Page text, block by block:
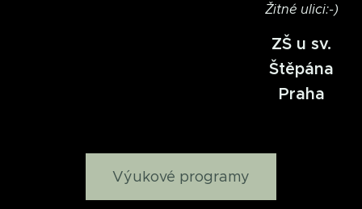
Žitné ulici:-)
ZŠ u sv.
Štěpána
Praha
Výukové programy